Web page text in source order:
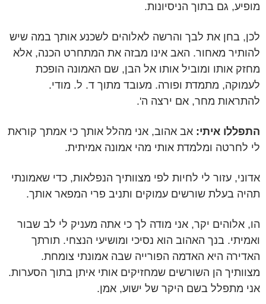
מופיע, גם בתוך הניסיונות.
לכן, בחן את לבך והרשה לאלוהים לשכנע אותך במה שיש
להותיר מאחור. האב אינו מבזה את המתחרט הכנה, אלא
מחזק אותו ומוביל אותו אל הבן, שם האמונה הופכת
לעמוקה, מתמדת ופורה. מעובד מתוך ד. ל. מודי.
להתראות מחר, אם ירצה ה'.
התפללו איתי: אב אהוב, אני מהלל אותך כי אמתך קוראת
לי לחרטה ומלמדת אותי מהי אמונה אמיתית.
אדוני, עזור לי לחיות לפי מצוותיך הנפלאות, כדי שאמונתי
תהיה בעלת שורשים עמוקים ותניב פרי המפאר אותך.
הו, אלוהים יקר, אני מודה לך כי אתה מעניק לי לב שבור
ואמיתי. בנך האהוב הוא נסיכי ומושיעי הנצחי. תורתך
האדירה היא האדמה הפורייה שבה אמונתי צומחת.
מצוותיך הן השורשים שמחזיקים אותי איתן בתוך הסערות.
אני מתפלל בשם היקר של ישוע, אמן.